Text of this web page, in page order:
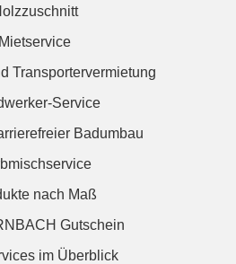
Mietservice
Transportervermietung
Service
Badumbau
nach Maß
Gutschein
im Überblick